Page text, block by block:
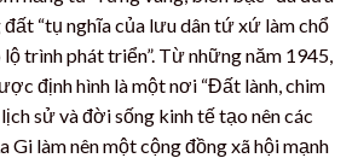
“tụ nghĩa của lưu dân tứ xứ làm chổ
trình phát triển”. Từ những năm 1945,
định hình là một nơi “Đất lành, chim
sử và đời sống kinh tế tạo nên các
Gi làm nên một cộng đồng xã hội mạnh